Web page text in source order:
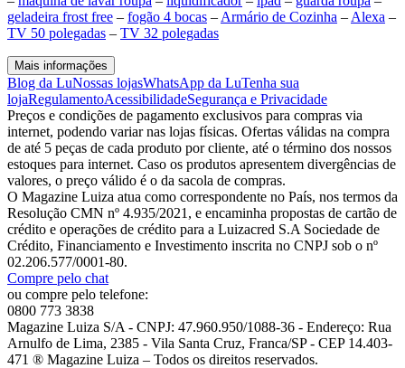
geladeira frost free – fogão 4 bocas – Armário de Cozinha – Alexa –
TV 50 polegadas – TV 32 polegadas
Mais informações
Blog da LuNossas lojasWhatsApp da LuTenha sua
lojaRegulamentoAcessibilidadeSegurança e Privacidade
Preços e condições de pagamento exclusivos para compras via
internet, podendo variar nas lojas físicas. Ofertas válidas na compra
de até 5 peças de cada produto por cliente, até o término dos nossos
estoques para internet. Caso os produtos apresentem divergências de
valores, o preço válido é o da sacola de compras.
O Magazine Luiza atua como correspondente no País, nos termos da
Resolução CMN nº 4.935/2021, e encaminha propostas de cartão de
crédito e operações de crédito para a Luizacred S.A Sociedade de
Crédito, Financiamento e Investimento inscrita no CNPJ sob o nº
02.206.577/0001-80.
Compre pelo chat
ou compre pelo telefone:
0800 773 3838
Magazine Luiza S/A - CNPJ: 47.960.950/1088-36 - Endereço: Rua
Arnulfo de Lima, 2385 - Vila Santa Cruz, Franca/SP - CEP 14.403-
471 ® Magazine Luiza – Todos os direitos reservados.